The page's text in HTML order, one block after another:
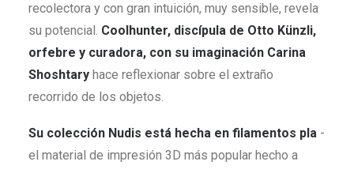
recolectora y con gran intuición, muy sensible, revela
su potencial. Coolhunter, discípula de Otto Künzli,
orfebre y curadora, con su imaginación Carina
Shoshtary hace reflexionar sobre el extraño
recorrido de los objetos.
Su colección Nudis está hecha en filamentos pla -
el material de impresión 3D más popular hecho a